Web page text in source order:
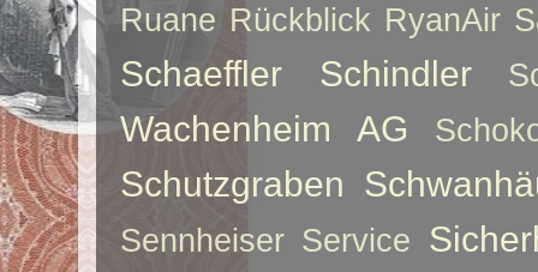
Ruane Rückblick RyanAir
Schaeffler Schindler
Wachenheim AG
Schutzgraben
Sennheiser Service